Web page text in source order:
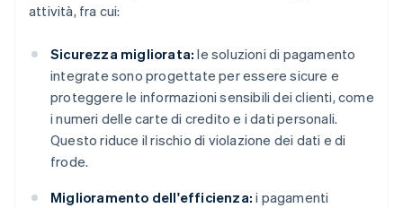
attività, fra cui:
Sicurezza migliorata: le soluzioni di pagamento
integrate sono progettate per essere sicure e
proteggere le informazioni sensibili dei clienti, come
i numeri delle carte di credito e i dati personali.
Questo riduce il rischio di violazione dei dati e di
frode.
Miglioramento dell'efficienza: i pagamenti